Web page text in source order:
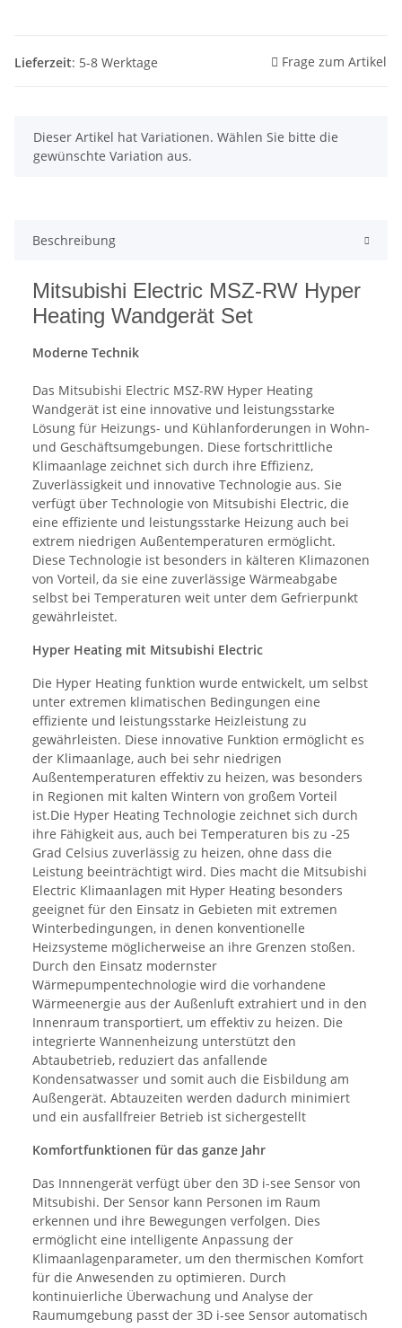
Lieferzeit: 5-8 Werktage Frage zum Artikel
x
Dieser Artikel hat Variationen. Wählen Sie bitte die
gewünschte Variation aus.
Beschreibung
Mitsubishi Electric MSZ-RW Hyper
Heating Wandgerät Set
Moderne Technik
Das Mitsubishi Electric MSZ-RW Hyper Heating
Wandgerät ist eine innovative und leistungsstarke
Lösung für Heizungs- und Kühlanforderungen in Wohn-
und Geschäftsumgebungen. Diese fortschrittliche
Klimaanlage zeichnet sich durch ihre Effizienz,
Zuverlässigkeit und innovative Technologie aus. Sie
verfügt über Technologie von Mitsubishi Electric, die
eine effiziente und leistungsstarke Heizung auch bei
extrem niedrigen Außentemperaturen ermöglicht.
Diese Technologie ist besonders in kälteren Klimazonen
von Vorteil, da sie eine zuverlässige Wärmeabgabe
selbst bei Temperaturen weit unter dem Gefrierpunkt
gewährleistet.
Hyper Heating mit Mitsubishi Electric
Die Hyper Heating funktion wurde entwickelt, um selbst
unter extremen klimatischen Bedingungen eine
effiziente und leistungsstarke Heizleistung zu
gewährleisten. Diese innovative Funktion ermöglicht es
der Klimaanlage, auch bei sehr niedrigen
Außentemperaturen effektiv zu heizen, was besonders
in Regionen mit kalten Wintern von großem Vorteil
ist.Die Hyper Heating Technologie zeichnet sich durch
ihre Fähigkeit aus, auch bei Temperaturen bis zu -25
Grad Celsius zuverlässig zu heizen, ohne dass die
Leistung beeinträchtigt wird. Dies macht die Mitsubishi
Electric Klimaanlagen mit Hyper Heating besonders
geeignet für den Einsatz in Gebieten mit extremen
Winterbedingungen, in denen konventionelle
Heizsysteme möglicherweise an ihre Grenzen stoßen.
Durch den Einsatz modernster
Wärmepumpentechnologie wird die vorhandene
Wärmeenergie aus der Außenluft extrahiert und in den
Innenraum transportiert, um effektiv zu heizen. Die
integrierte Wannenheizung unterstützt den
Abtaubetrieb, reduziert das anfallende
Kondensatwasser und somit auch die Eisbildung am
Außengerät. Abtauzeiten werden dadurch minimiert
und ein ausfallfreier Betrieb ist sichergestellt
Komfortfunktionen für das ganze Jahr
Das Innnengerät verfügt über den 3D i-see Sensor von
Mitsubishi. Der Sensor kann Personen im Raum
erkennen und ihre Bewegungen verfolgen. Dies
ermöglicht eine intelligente Anpassung der
Klimaanlagenparameter, um den thermischen Komfort
für die Anwesenden zu optimieren. Durch
kontinuierliche Überwachung und Analyse der
Raumumgebung passt der 3D i-see Sensor automatisch